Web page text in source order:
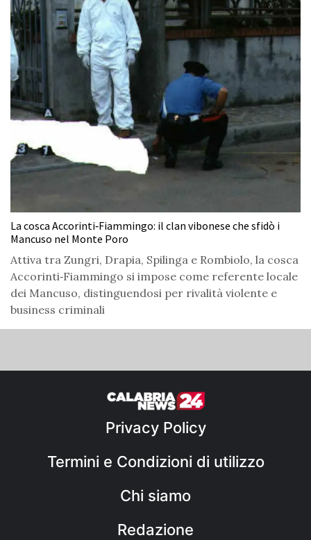
La cosca Accorinti‑Fiammingo: il clan vibonese che sfidò i
Mancuso nel Monte Poro
Attiva tra Zungri, Drapia, Spilinga e Rombiolo, la cosca
Accorinti‑Fiammingo si impose come referente locale
dei Mancuso, distinguendosi per rivalità violente e
business criminali
Privacy Policy
Termini e Condizioni di utilizzo
Chi siamo
Redazione